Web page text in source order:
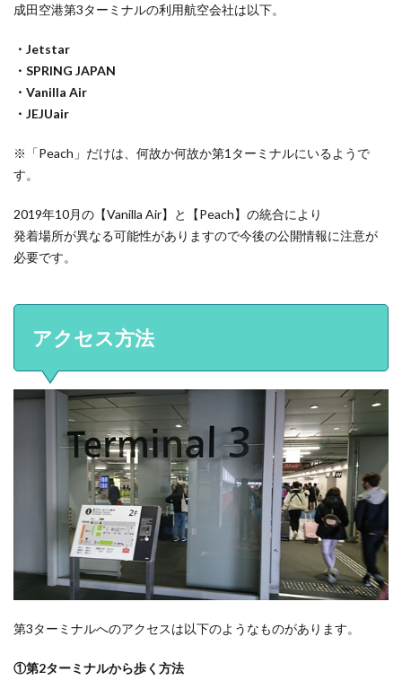
成田空港第3ターミナルの利用航空会社は以下。
・Jetstar
・SPRING JAPAN
・Vanilla Air
・JEJUair
※「Peach」だけは、何故か何故か第1ターミナルにいるようで
す。
2019年10月の【Vanilla Air】と【Peach】の統合により
発着場所が異なる可能性がありますので今後の公開情報に注意が
必要です。
アクセス方法
第3ターミナルへのアクセスは以下のようなものがあります。
①第2ターミナルから歩く方法